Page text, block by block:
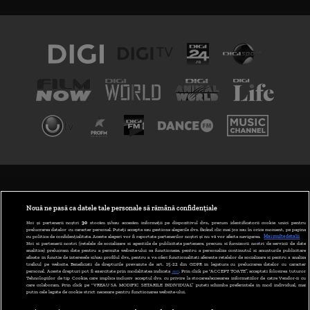
ABONARE DIGI TV
GESTIONAȚI PREFERINȚELE
CODUL DIGI24
CAMERE WEB
Nouă ne pasă ca datele tale personale să rămână confidențiale
Noi și partenerii noștri 30stocăm și/sau accesăm informații pe dispozitivul dvs., precum identificatorii cookie unici pentru
prelucrarea datelor cu caracter personal. Puteți accepta sau gestiona alegerile dvs. făcând clic mai jos sau în orice moment, pe pagina
cu politica de confidențialitate. Aceste alegeri vor fi raportate partenerilor noștri și nu vă vor afecta navigarea.
Mai multe detalii
Noi si partenerii nostri (retelele de socializare si agentiile de publicitate partenere, precum si furnizorii nostri de servicii de date
analitice) prelucram date pentru a permite website-ului sa functioneze, pentru a personaliza continutul si anunturile publicitare
afisate in functie de interesele si/sau profilul dvs., pentru a va oferi functionalitati aferente retelelor de socializare si pentru a analiza
traficul pe website. Beneficiati de drepturile prevazute de art. 15-22 din GDPR in legatura cu prelucrarea datelor cu caracter
personal. Aceste drepturi pot fi exercitate prin modalitatea indicata aici. Prin click pe “ACCEPT TOATE”, acceptati folosirea tuturor
Tehnologiilor de tip Cookie, care implica inclusiv acceptul dvs. cu privire la stocarea/accesarea informatiilor de catre Vendor-ii cu
care colaboram. Prin click pe “VREAU SA MODIFIC SETARILE INDIVIDUAL” puteti schimba preferintele in mod individual, mai
putin cele legate de cookie strict necesare pentru functionarea website-ului.